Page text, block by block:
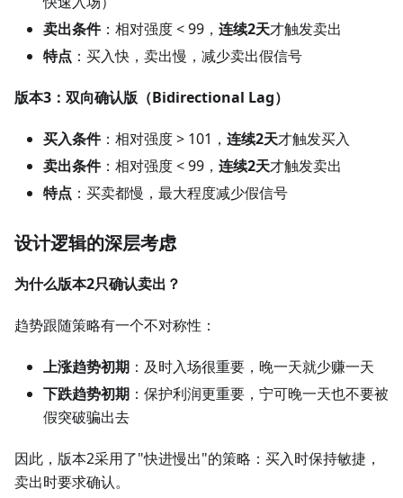
卖出条件：相对强度 < 99， 连续2天才触发卖出
特点 ：买入快，卖出慢，减少卖出假信号
版本3：双向确认版（Bidirectional Lag）
买入条件：相对强度 > 101， 连续2天才触发买入
卖出条件：相对强度 < 99， 连续2天才触发卖出
特点 ：买卖都慢，最大程度减少假信号
设计逻辑的深层考虑
为什么版本2只确认卖出？
趋势跟随策略有一个不对称性：
上涨趋势初期 ：及时入场很重要，晚一天就少赚一天
下跌趋势初期 ：保护利润更重要，宁可晚一天也不要被
假突破骗出去
因此，版本2采用了"快进慢出"的策略：买入时保持敏捷，
卖出时要求确认。